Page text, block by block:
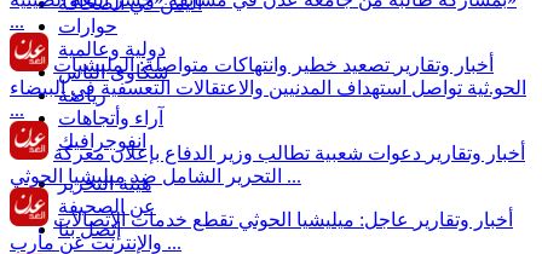
حوارات
دولية وعالمية
شكاوى الناس
رياضة
آراء وأتجاهات
انفوجرافيك
هيئة التحرير
عن الصحيفة
إتصل بنا
...
أخبار وتقارير تصعيد خطير وانتهاكات متواصلة: المليشيات
الحو.ثية تواصل استهداف المدنيين والاعتقالات التعسفية في البيضاء
...
أخبار وتقارير دعوات شعبية تطالب وزير الدفاع بإعلان معركة
التحرير الشامل ضد ميليشيا الحوثي ...
أخبار وتقارير
عاجل: ميليشيا الحوثي تقطع خدمات الاتصالات
والإنترنت عن مأرب ...